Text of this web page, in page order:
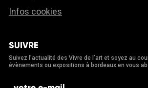
Infos cookies
SUIVRE
Suivez l’actualité des Vivre de l’art et soyez au
évènements ou expositions à bordeaux en vous